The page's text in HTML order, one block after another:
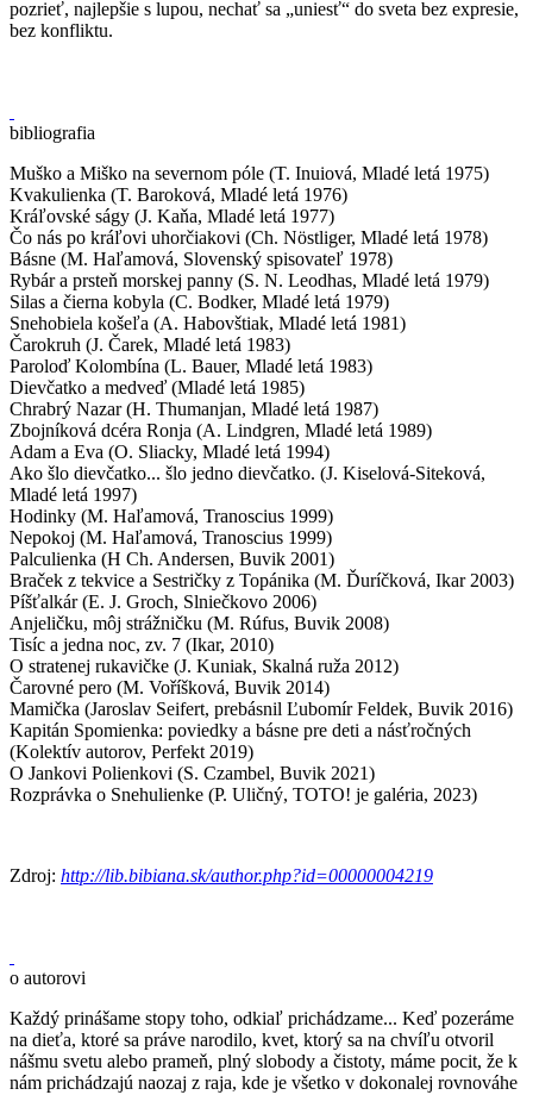
pozrieť, najlepšie s lupou, nechať sa „uniesť“ do sveta bez expresie,
bez konfliktu.
bibliografia
Muško a Miško na severnom póle (T. Inuiová, Mladé letá 1975)
Kvakulienka (T. Baroková, Mladé letá 1976)
Kráľovské ságy (J. Kaňa, Mladé letá 1977)
Čo nás po kráľovi uhorčiakovi (Ch. Nöstliger, Mladé letá 1978)
Básne (M. Haľamová, Slovenský spisovateľ 1978)
Rybár a prsteň morskej panny (S. N. Leodhas, Mladé letá 1979)
Silas a čierna kobyla (C. Bodker, Mladé letá 1979)
Snehobiela košeľa (A. Habovštiak, Mladé letá 1981)
Čarokruh (J. Čarek, Mladé letá 1983)
Paroloď Kolombína (L. Bauer, Mladé letá 1983)
Dievčatko a medveď (Mladé letá 1985)
Chrabrý Nazar (H. Thumanjan, Mladé letá 1987)
Zbojníková dcéra Ronja (A. Lindgren, Mladé letá 1989)
Adam a Eva (O. Sliacky, Mladé letá 1994)
Ako šlo dievčatko... šlo jedno dievčatko. (J. Kiselová-Siteková,
Mladé letá 1997)
Hodinky (M. Haľamová, Tranoscius 1999)
Nepokoj (M. Haľamová, Tranoscius 1999)
Palculienka (H Ch. Andersen, Buvik 2001)
Braček z tekvice a Sestričky z Topánika (M. Ďuríčková, Ikar 2003)
Píšťalkár (E. J. Groch, Slniečkovo 2006)
Anjeličku, môj strážničku (M. Rúfus, Buvik 2008)
Tisíc a jedna noc, zv. 7 (Ikar, 2010)
O stratenej rukavičke (J. Kuniak, Skalná ruža 2012)
Čarovné pero (M. Voříšková, Buvik 2014)
Mamička (Jaroslav Seifert, prebásnil Ľubomír Feldek, Buvik 2016)
Kapitán Spomienka: poviedky a básne pre deti a násťročných
(Kolektív autorov, Perfekt 2019)
O Jankovi Polienkovi (S. Czambel, Buvik 2021)
Rozprávka o Snehulienke (P. Uličný, TOTO! je galéria, 2023)
Zdroj: http://lib.bibiana.sk/author.php?id=00000004219
o autorovi
Každý prinášame stopy toho, odkiaľ prichádzame... Keď pozeráme
na dieťa, ktoré sa práve narodilo, kvet, ktorý sa na chvíľu otvoril
nášmu svetu alebo prameň, plný slobody a čistoty, máme pocit, že k
nám prichádzajú naozaj z raja, kde je všetko v dokonalej rovnováhe